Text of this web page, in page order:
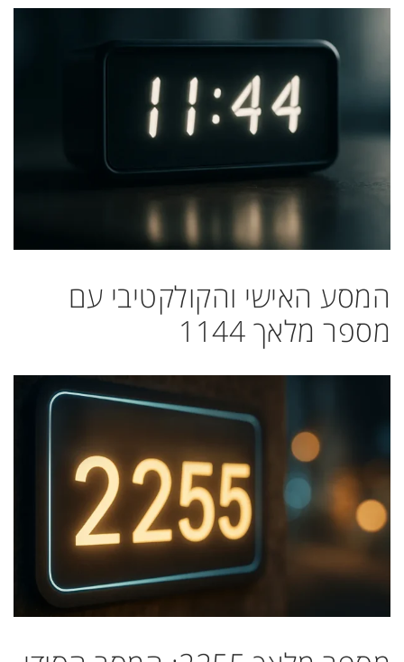
המסע האישי והקולקטיבי עם
מספר מלאך 1144